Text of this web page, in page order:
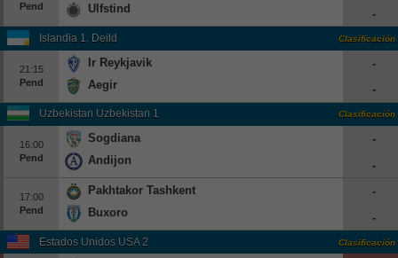
Pend
Ulfstind
-
Islandia 1. Deild Clasificación
21:15
Pend
Ir Reykjavik
Aegir
-
-
Uzbekistan Uzbekistan 1 Clasificación
16:00
Pend
Sogdiana
Andijon
-
-
17:00
Pend
Pakhtakor Tashkent
Buxoro
-
-
Estados Unidos USA 2 Clasificación